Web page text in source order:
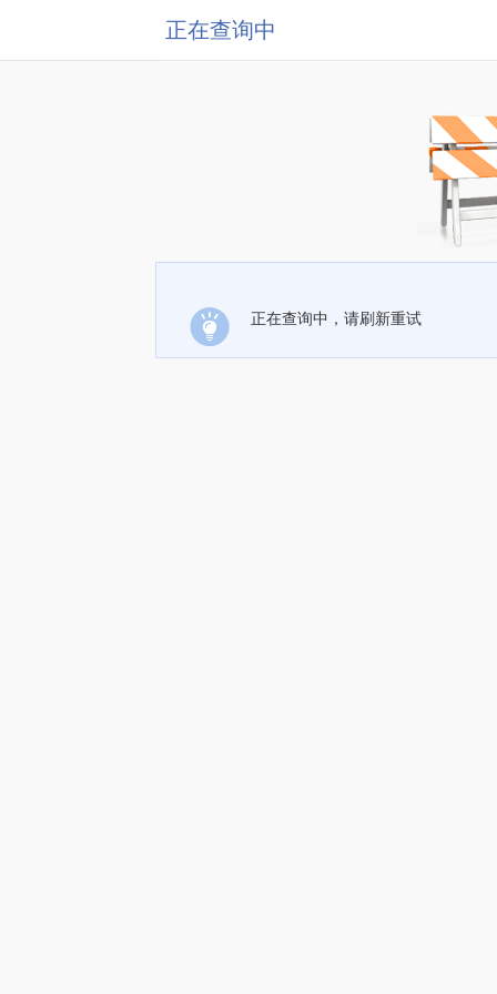
正在查询中
正在查询中，请刷新重试